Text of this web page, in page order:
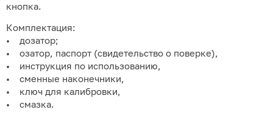
кнопка.
Комплектация:
• дозатор;
• озатор, паспорт (свидетельство о поверке),
• инструкция по использованию,
• сменные наконечники,
• ключ для калибровки,
• смазка.